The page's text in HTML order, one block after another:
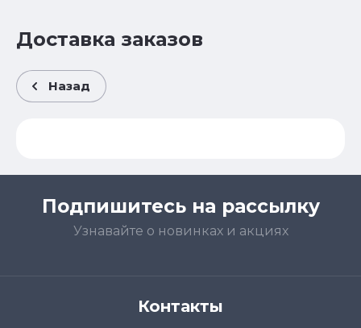
Доставка заказов
Назад
Подпишитесь на рассылку
Узнавайте о новинках и акциях
Контакты